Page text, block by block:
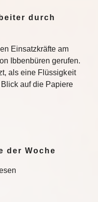
durch
Einsatzkräfte am
Ibbenbüren gerufen.
als eine Flüssigkeit
auf die Papiere
der Woche